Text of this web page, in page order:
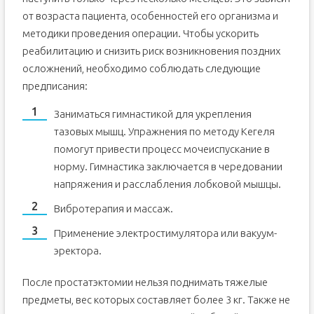
от возраста пациента, особенностей его организма и
методики проведения операции. Чтобы ускорить
реабилитацию и снизить риск возникновения поздних
осложнений, необходимо соблюдать следующие
предписания:
Заниматься гимнастикой для укрепления
тазовых мышц. Упражнения по методу Кегеля
помогут привести процесс мочеиспускание в
норму. Гимнастика заключается в чередовании
напряжения и расслабления лобковой мышцы.
Вибротерапия и массаж.
Применение электростимулятора или вакуум-
эректора.
После простатэктомии нельзя поднимать тяжелые
предметы, вес которых составляет более 3 кг. Также не